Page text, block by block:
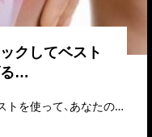
クしてベスト
る…
今回は半月板損傷の症状チェックリストを使って、あなたの膝の症状が半月板損傷に近いかどうかをチェッ…